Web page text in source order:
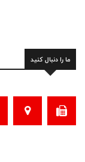
ما را دنبال کنید